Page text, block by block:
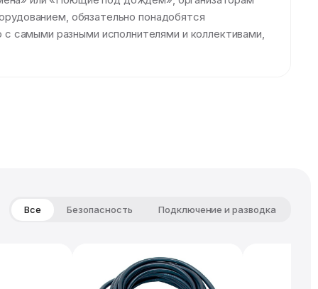
обязательно понадобятся
самыми разными исполнителями и коллективами,
Все Безопасность Подключение и разводка